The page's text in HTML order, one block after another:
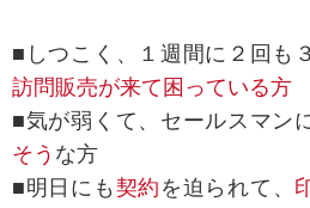
■しつこく、１週間に２回も
訪問販売が来て困っている方
■気が弱くて、セールスマン
そう な方
■明日にも 契約 を迫られて、